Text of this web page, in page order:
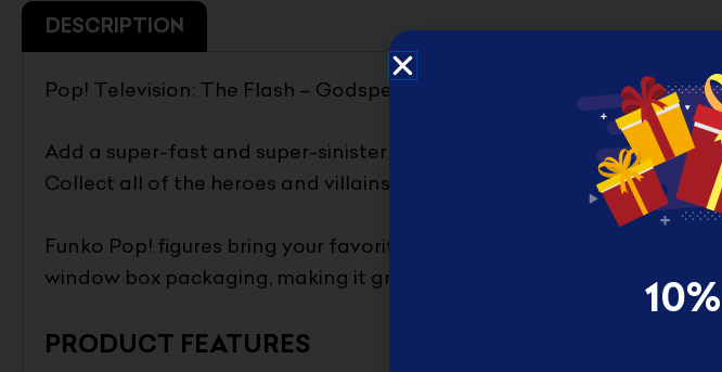
English Disney books
كتب ديزني الانجليزيه
Book Accessories ملحقات
الكتب
Coloring books تلوين
Disney books كتب ديزني
DESCRIPTION
Pop! Television: The Flash – Godspeed
Add a super-fast and super-sinister character to your Pop! Heroes
Collect all of the heroes and villains from The Flash™!
Funko Pop! figures bring your favorite DC characters to life with a
window box packaging, making it great for display!
PRODUCT FEATURES